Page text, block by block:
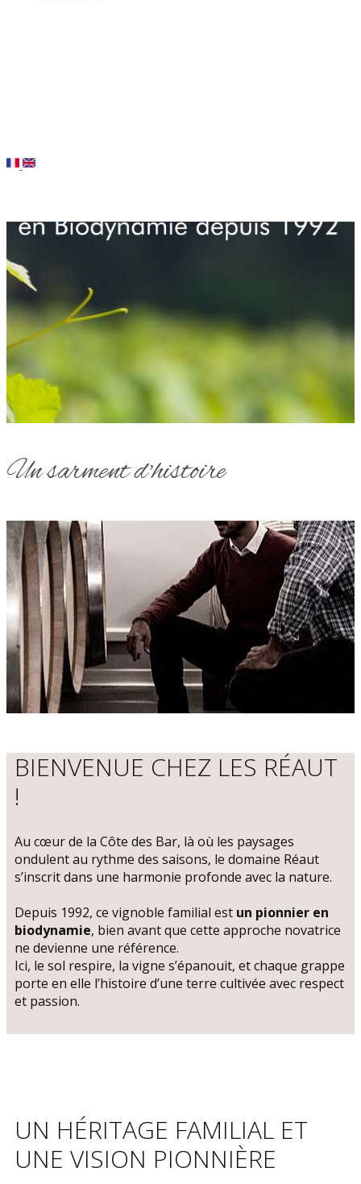
Un sarment d'histoire
BIENVENUE CHEZ LES RÉAUT
!
Au cœur de la Côte des Bar, là où les paysages
ondulent au rythme des saisons, le domaine Réaut
s’inscrit dans une harmonie profonde avec la nature.
Depuis 1992, ce vignoble familial est un pionnier en
biodynamie, bien avant que cette approche novatrice
ne devienne une référence.
Ici, le sol respire, la vigne s’épanouit, et chaque grappe
porte en elle l’histoire d’une terre cultivée avec respect
et passion.
UN HÉRITAGE FAMILIAL ET
UNE VISION PIONNIÈRE